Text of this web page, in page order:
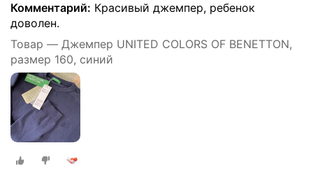
Комментарий: Красивый джемпер, ребенок
доволен.
Товар — Джемпер UNITED COLORS OF BENETTON,
размер 160, синий